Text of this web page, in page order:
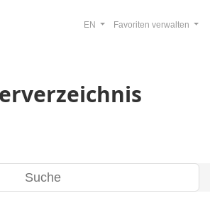
Favoriten verwalten
EN